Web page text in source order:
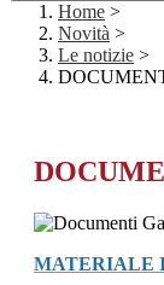
Home >
Novità >
Le notizie >
MATERIALE